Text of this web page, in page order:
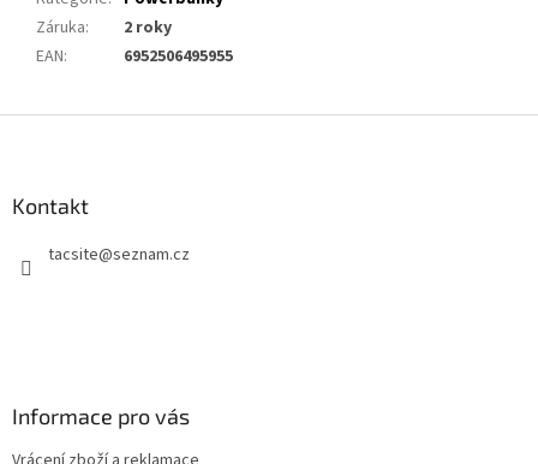
Záruka:
2 roky
EAN: 6952506495955
Kontakt
tacsite@seznam.cz
Informace pro vás